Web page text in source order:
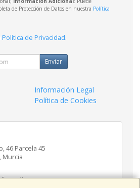
de Protección de Datos en nuestra Política
Política de Privacidad.
Enviar
Información Legal
Política de Cookies
46 Parcela 45
, Murcia